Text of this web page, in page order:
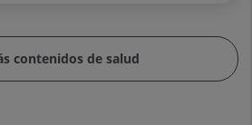
contenidos de salud